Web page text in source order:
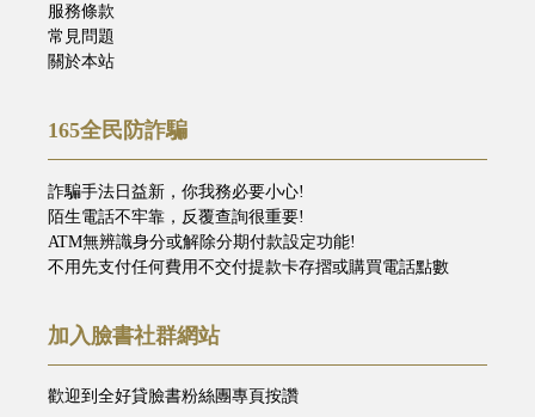
服務條款
常見問題
關於本站
165全民防詐騙
詐騙手法日益新，你我務必要小心!
陌生電話不牢靠，反覆查詢很重要!
ATM無辨識身分或解除分期付款設定功能!
不用先支付任何費用不交付提款卡存摺或購買電話點數
加入臉書社群網站
歡迎到全好貸臉書粉絲團專頁按讚